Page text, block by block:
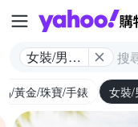
女裝/男裝/
/黃金/珠寶/手錶 女裝/